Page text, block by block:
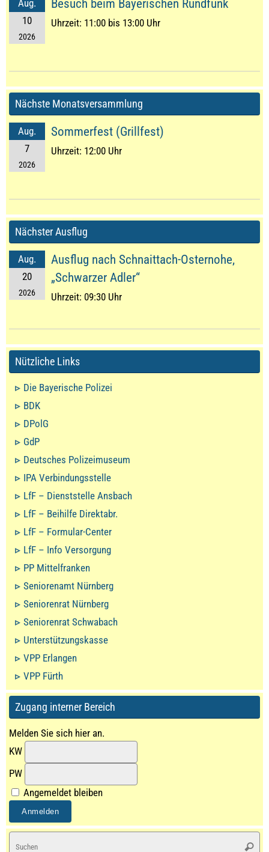
Aug.
10
2026
Besuch beim Bayerischen Rundfunk
Uhrzeit: 11:00 bis 13:00 Uhr
Nächste Monatsversammlung
Aug.
7
2026
Sommerfest (Grillfest)
Uhrzeit: 12:00 Uhr
Nächster Ausflug
Aug.
20
2026
Ausflug nach Schnaittach-Osternohe,
„Schwarzer Adler“
Uhrzeit: 09:30 Uhr
Nützliche Links
Die Bayerische Polizei
BDK
DPolG
GdP
Deutsches Polizeimuseum
IPA Verbindungsstelle
LfF – Dienststelle Ansbach
LfF – Beihilfe Direktabr.
LfF – Formular-Center
LfF – Info Versorgung
PP Mittelfranken
Seniorenamt Nürnberg
Seniorenrat Nürnberg
Seniorenrat Schwabach
Unterstützungskasse
VPP Erlangen
VPP Fürth
Zugang interner Bereich
Melden Sie sich hier an.
KW
PW
Angemeldet bleiben